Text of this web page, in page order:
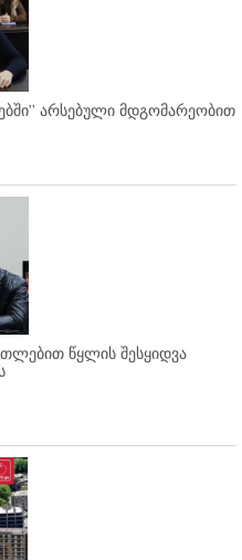
არსებული მდგომარეობით
წყლის შესყიდვა